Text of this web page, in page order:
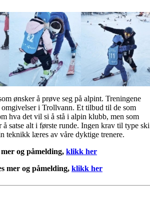
ønsker å prøve seg på alpint. Treningene
omgivelser i Trollvann. Et tilbud til de som
hva det vil si å stå i alpin klubb, men som
satse alt i første runde. Ingen krav til type
teknikk læres av våre dyktige trenere.
og påmelding, klikk her
mer og påmelding, klikk her